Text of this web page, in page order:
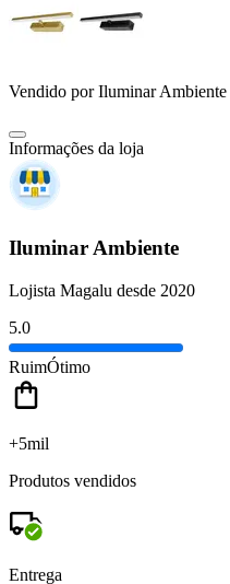
Vendido porIluminar Ambiente
Informações da loja
Iluminar Ambiente
Lojista Magalu desde 2020
5.0
RuimÓtimo
+5mil
Produtos vendidos
Entrega